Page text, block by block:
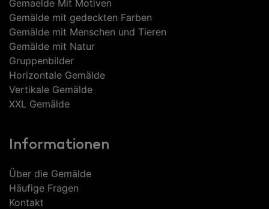
Gemaelde Mit Motiven
Gemälde mit gedeckten Farben
Gemälde mit Menschen und Tieren
Gemälde mit Natur
Gruppenbilder
Horizontale Gemälde
Vertikale Gemälde
XXL Gemälde
Informationen
Über die Gemälde
Häufige Fragen
Kontakt